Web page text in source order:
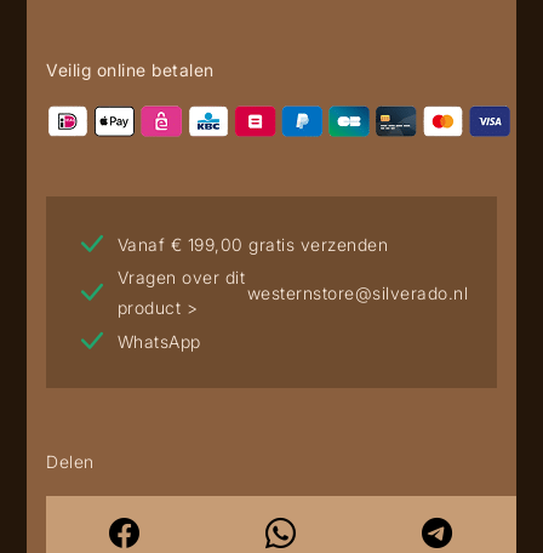
Veilig online betalen
Vanaf € 199,00 gratis verzenden
Vragen over dit
product >
westernstore@silverado.nl
WhatsApp
Delen